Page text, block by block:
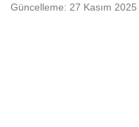
Güncelleme: 27 Kasım